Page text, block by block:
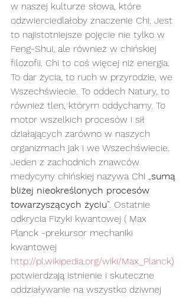
w naszej kulturze słowa, które
odzwierciedlałoby znaczenie Chi. Jest
to najistotniejsze pojęcie nie tylko w
Feng-Shui, ale również w chińskiej
filozofii. Chi to coś więcej niż energia.
To dar życia, to ruch w przyrodzie, we
Wszechświecie. To oddech Natury, to
również tlen, którym oddychamy. To
motor wszelkich procesów i sił
działających zarówno w naszych
organizmach jak i we Wszechświecie.
Jeden z zachodnich znawców
medycyny chińskiej nazywa Chi „sumą
bliżej nieokreślonych procesów
towarzyszących życiu”. Ostatnie
odkrycia Fizyki kwantowej ( Max
Planck -prekursor mechaniki
kwantowej
http://pl.wikipedia.org/wiki/Max_Planck)
potwierdzają istnienie i skuteczne
oddziaływanie na wszystko dziwnej